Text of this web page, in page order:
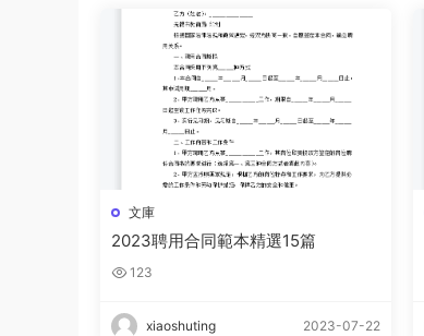
文庫
2023聘用合同範本精選15篇
123
xiaoshuting 2023-07-22